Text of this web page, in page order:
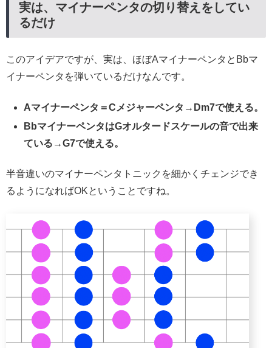
実は、マイナーペンタの切り替えをしてい
るだけ
このアイデアですが、実は、ほぼAマイナーペンタとBbマ
イナーペンタを弾いているだけなんです。
Aマイナーペンタ＝Cメジャーペンタ→Dm7で使える。
BbマイナーペンタはGオルタードスケールの音で出来
ている→G7で使える。
半音違いのマイナーペンタトニックを細かくチェンジでき
るようになればOKということですね。